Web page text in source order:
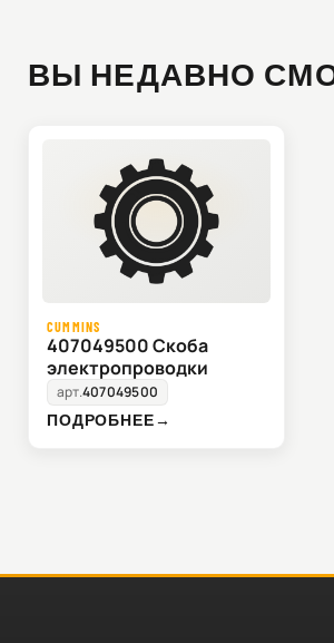
ВЫ НЕДАВНО
CUMMINS
407049500 Скоба
электропроводки
арт.407049500
ПОДРОБНЕЕ→